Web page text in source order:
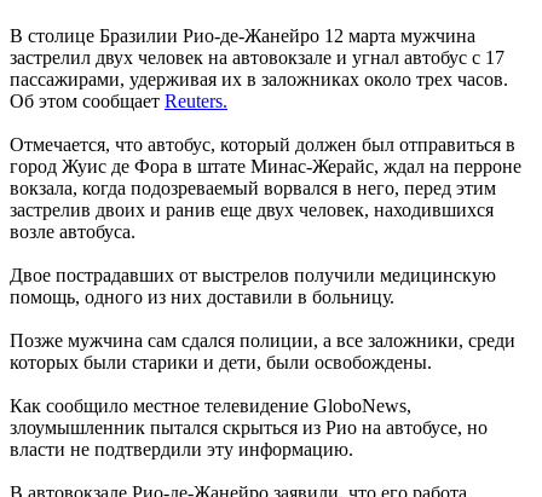
В столице Бразилии Рио-де-Жанейро 12 марта мужчина
застрелил двух человек на автовокзале и угнал автобус с 17
пассажирами, удерживая их в заложниках около трех часов.
Об этом сообщает Reuters.
Отмечается, что автобус, который должен был отправиться в
город Жуис де Фора в штате Минас-Жерайс, ждал на перроне
вокзала, когда подозреваемый ворвался в него, перед этим
застрелив двоих и ранив еще двух человек, находившихся
возле автобуса.
Двое пострадавших от выстрелов получили медицинскую
помощь, одного из них доставили в больницу.
Позже мужчина сам сдался полиции, а все заложники, среди
которых были старики и дети, были освобождены.
Как сообщило местное телевидение GloboNews,
злоумышленник пытался скрыться из Рио на автобусе, но
власти не подтвердили эту информацию.
В автовокзале Рио-де-Жанейро заявили, что его работа